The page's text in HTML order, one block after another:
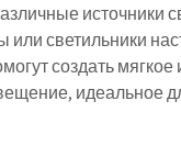
источники
светильники
создать мягкое
идеальное